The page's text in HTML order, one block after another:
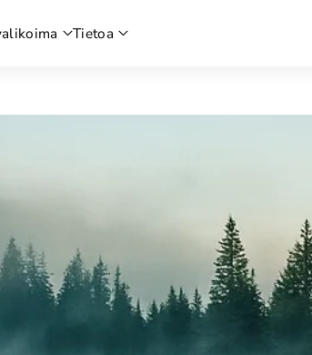
Tietoa